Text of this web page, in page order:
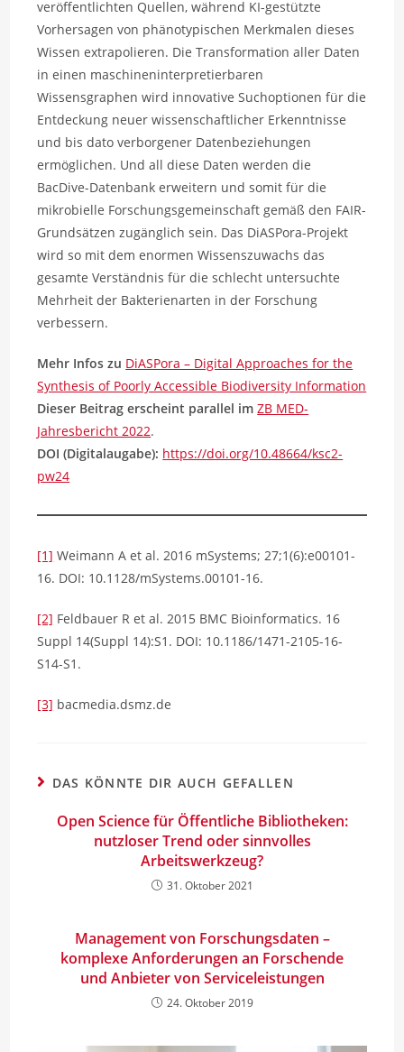
veröffentlichten Quellen, während KI-gestützte
Vorhersagen von phänotypischen Merkmalen dieses
Wissen extrapolieren. Die Transformation aller Daten
in einen maschineninterpretierbaren
Wissensgraphen wird innovative Suchoptionen für die
Entdeckung neuer wissenschaftlicher Erkenntnisse
und bis dato verborgener Datenbeziehungen
ermöglichen. Und all diese Daten werden die
BacDive-Datenbank erweitern und somit für die
mikrobielle Forschungsgemeinschaft gemäß den FAIR-
Grundsätzen zugänglich sein. Das DiASPora-Projekt
wird so mit dem enormen Wissenszuwachs das
gesamte Verständnis für die schlecht untersuchte
Mehrheit der Bakterienarten in der Forschung
verbessern.
Mehr Infos zu DiASPora – Digital Approaches for the
Synthesis of Poorly Accessible Biodiversity Information
Dieser Beitrag erscheint parallel imZB MED-
Jahresbericht 2022.
DOI (Digitalaugabe): https://doi.org/10.48664/ksc2-
pw24
[1] Weimann A et al. 2016 mSystems; 27;1(6):e00101-
16. DOI: 10.1128/mSystems.00101-16.
[2] Feldbauer R et al. 2015 BMC Bioinformatics. 16
Suppl 14(Suppl 14):S1. DOI: 10.1186/1471-2105-16-
S14-S1.
[3] bacmedia.dsmz.de
DAS KÖNNTE DIR AUCH GEFALLEN
Open Science für Öffentliche Bibliotheken:
nutzloser Trend oder sinnvolles
Arbeitswerkzeug?
31. Oktober 2021
Management von Forschungsdaten –
komplexe Anforderungen an Forschende
und Anbieter von Serviceleistungen
24. Oktober 2019